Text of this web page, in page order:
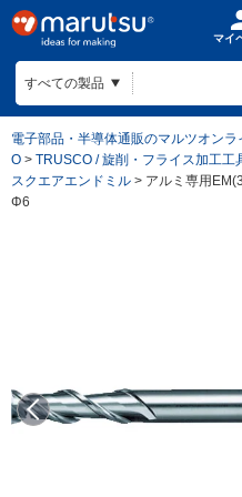
マイ
電子部品・半導体通販のマルツオンラ
O > TRUSCO / 旋削・フライス加工工
スクエアエンドミル > アルミ専用
Φ6